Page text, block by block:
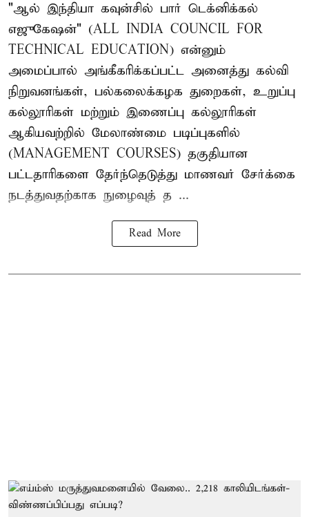
"ஆல் இந்தியா கவுன்சில் பார் டெக்னிக்கல்
எஜுகேஷன்" (ALL INDIA COUNCIL FOR
TECHNICAL EDUCATION) என்னும்
அமைப்பால் அங்கீகரிக்கப்பட்ட அனைத்து கல்வி
நிறுவனங்கள், பல்கலைக்கழக துறைகள், உறுப்பு
கல்லூரிகள் மற்றும் இணைப்பு கல்லூரிகள்
ஆகியவற்றில் மேலாண்மை படிப்புகளில்
(MANAGEMENT COURSES) தகுதியான
பட்டதாரிகளை தேர்ந்தெடுத்து மாணவர் சேர்க்கை
நடத்துவதற்காக நுழைவுத் த ...
Read More